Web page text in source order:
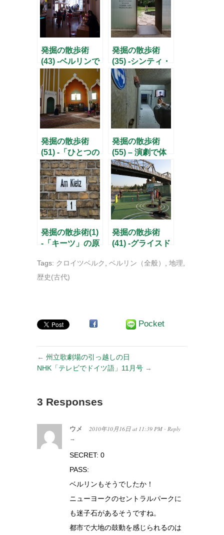
発掘の散歩術
(43) -ベルリンで
スタートアッ
プ！-
発掘の散歩術
(35) -シンティ・
ロマの記念碑〜
隠れた悲劇〜-
発掘の散歩術
(51) -「ひとつの
家」の実現に向
けて-
発掘の散歩術
(55) – 演劇で体
感する戦争と武
器のグローバリ
ズム –
発掘の散歩術(1)
-「キーツ」の原
発掘の散歩術
(41) -グライスド
の誕生！-
Tags: クロイツベルク ベルリン（全般） 地理
歴史(古代)
Pocket
← 州立歌劇場の引っ越しの日
NHK「テレビでドイツ語」11月号 →
3 Responses
ウメ 2010年10月16日 at 11:39 PM · Reply
→
SECRET: 0
PASS:
ベルリンもそうでしたか！
ニューヨークのセントラルパークに
も迷子石があるそうですね。
都市で大地の鼓動を感じられるのは